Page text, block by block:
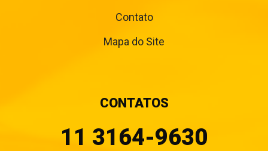
Contato
Mapa do Site
CONTATOS
11 3164-9630